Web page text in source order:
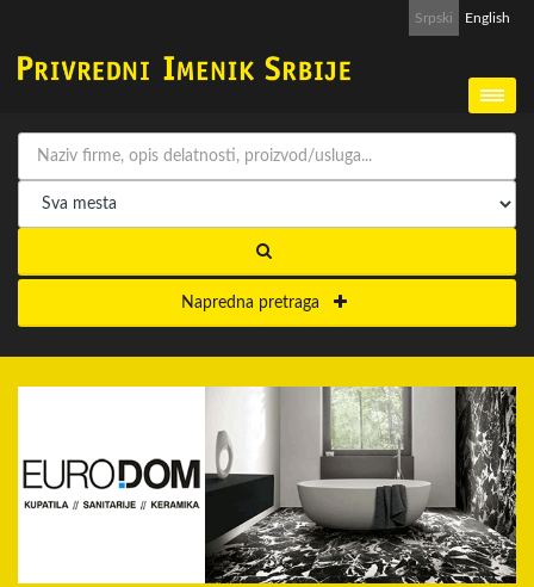
Srpski English
Napredna pretraga